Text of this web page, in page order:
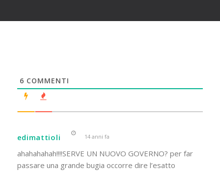
6 COMMENTI
edimattioli 14 anni fa
ahahahahah!!!!SERVE UN NUOVO GOVERNO? per far
passare una grande bugia occorre dire l’esatto